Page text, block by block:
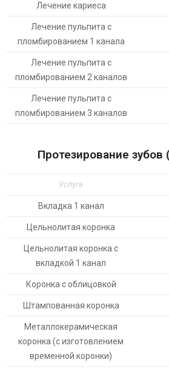
Лечение кариеса
Лечение пульпита с
пломбированием 1 канала
Лечение пульпита с
пломбированием 2 каналов
Лечение пульпита с
пломбированием 3 каналов
Протезирование зубов
Услуга
Вкладка 1 канал
Цельнолитая коронка
Цельнолитая коронка с
вкладкой 1 канал
Коронка с облицовкой
Штампованная коронка
Металлокерамическая
коронка (с изготовлением
временной коронки)